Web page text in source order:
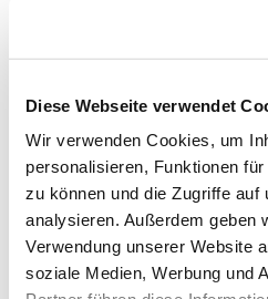
Diese Webseite verwendet
Wir verwenden Cookies, um
personalisieren, Funktionen
zu können und die Zugriffe auf
analysieren. Außerdem geben
Verwendung unserer Website
soziale Medien, Werbung und
If you are interested or have